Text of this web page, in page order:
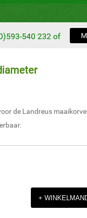
540 232 of
de Landreus